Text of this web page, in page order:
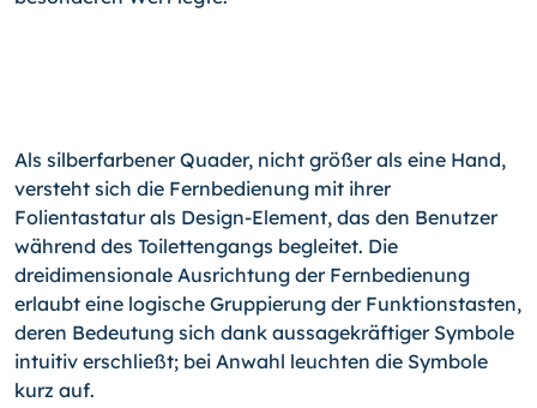
Als silberfarbener Quader, nicht größer als eine Hand,
versteht sich die Fernbedienung mit ihrer
Folientastatur als Design-Element, das den Benutzer
während des Toilettengangs begleitet. Die
dreidimensionale Ausrichtung der Fernbedienung
erlaubt eine logische Gruppierung der Funktionstasten,
deren Bedeutung sich dank aussagekräftiger Symbole
intuitiv erschließt; bei Anwahl leuchten die Symbole
kurz auf.